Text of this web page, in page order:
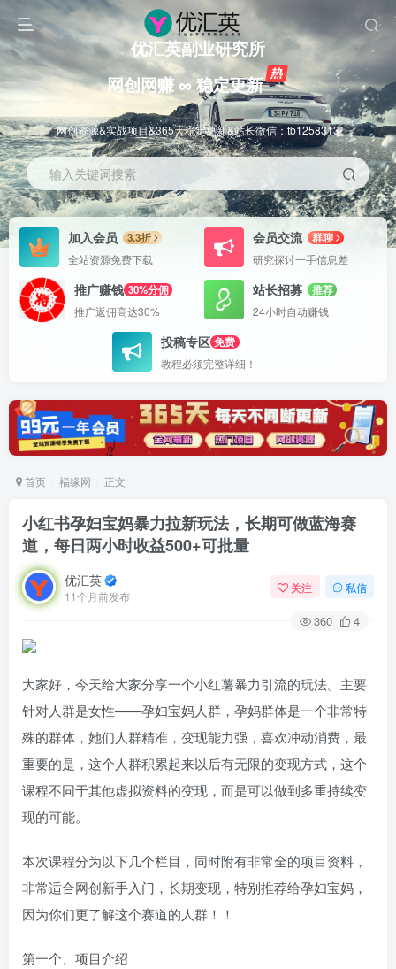
优汇英副业研究所
网创网赚 ∞ 稳定更新
网创资源&实战项目&365天稳定更新&站长微信：tb1258313
输入关键词搜索
加入会员
3.3折
全站资源免费下载
会员交流
群聊
研究探讨一手信息差
推广赚钱 30%分佣
推广返佣高达30%
站长招募
推荐
24小时自动赚钱
投稿专区 免费
教程必须完整详细！
首页 福缘网 正文
小红书孕妇宝妈暴力拉新玩法，长期可做蓝海赛
道，每日两小时收益500+可批量
优汇英
11个月前发布
关注 私信
360 4
大家好，今天给大家分享一个小红薯暴力引流的玩法。主要
针对人群是女性——孕妇宝妈人群，孕妈群体是一个非常特
殊的群体，她们人群精准，变现能力强，喜欢冲动消费，最
重要的是，这个人群积累起来以后有无限的变现方式，这个
课程不同于其他虚拟资料的变现，而是可以做到多重持续变
现的可能。
本次课程分为以下几个栏目，同时附有非常全的项目资料，
非常适合网创新手入门，长期变现，特别推荐给孕妇宝妈，
因为你们更了解这个赛道的人群！！
第一个、项目介绍